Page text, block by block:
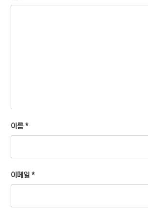
이름*
이메일*